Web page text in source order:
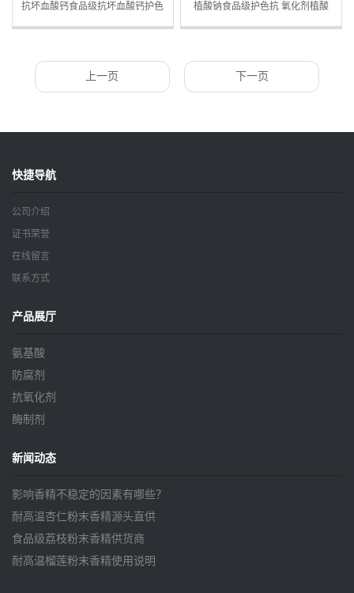
抗坏血酸钙食品级抗坏血酸钙护色
剂量大优惠
植酸钠食品级护色抗 氧化剂植酸
钠植酸钠 防腐剂 护色剂量大优惠
上一页 下一页
快捷导航
公司介绍
证书荣誉
在线留言
联系方式
产品展厅
氨基酸
防腐剂
抗氧化剂
酶制剂
新闻动态
影响香精不稳定的因素有哪些？
耐高温杏仁粉末香精源头直供
食品级荔枝粉末香精供货商
耐高温榴莲粉末香精使用说明